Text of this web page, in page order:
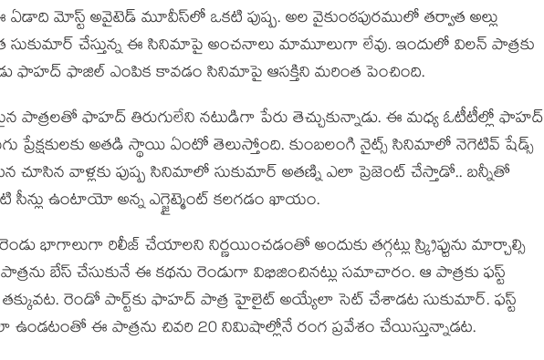
మోస్ట్ అవైటెడ్ మూవీస్‌లో ఒక‌టి పుష్ప‌. అల వైకుంఠ‌పుర‌ములో త‌ర్వాత అల్లు
సుకుమార్ చేస్తున్న ఈ సినిమాపై అంచ‌నాలు మామూలుగా లేవు. ఇందులో విల‌న్ పాత్ర‌కు
ఫాహ‌ద్ ఫాజిల్ ఎంపిక కావ‌డం సినిమాపై ఆస‌క్తిని మ‌రింత పెంచింది.
ఫాహ‌ద్ తిరుగులేని న‌టుడిగా పేరు తెచ్చుకున్నాడు. ఈ మ‌ధ్య‌ ఓటీటీల్లో ఫాహ‌ద్
ప్రేక్ష‌కుల‌కు అత‌డి స్థాయి ఏంటో తెలుస్తోంది. కుంబ‌లంగి నైట్స్ సినిమాలో నెగెటివ్ షేడ్స్
చూసిన వాళ్ల‌కు పుష్ప సినిమాలో సుకుమార్ అత‌ణ్ని ఎలా ప్రెజెంట్ చేస్తాడో.. బ‌న్నీతో
ఉంటాయో అన్న ఎగ్జైట్మెంట్ క‌ల‌గ‌డం ఖాయం.
భాగాలుగా రిలీజ్ చేయాల‌ని నిర్ణ‌యించ‌డంతో అందుకు త‌గ్గ‌ట్లు స్క్రిప్టును మార్చాల్సి
బేస్ చేసుకునే ఈ క‌థ‌ను రెండుగా విభిజించినట్లు స‌మాచారం. ఆ పాత్ర‌కు ఫ‌స్ట్
రెండో పార్ట్‌కు ఫాహ‌ద్ పాత్ర హైలైట్ అయ్యేలా సెట్ చేశాడ‌ట సుకుమార్. ఫ‌స్ట్
ఉండ‌టంతో ఈ పాత్ర‌ను చివ‌రి 20 నిమిషాల్లోనే రంగ ప్ర‌వేశం చేయిస్తున్నాడ‌ట‌.